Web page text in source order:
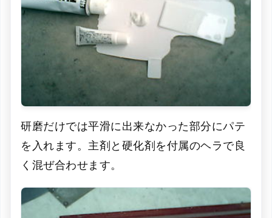
研磨だけでは平滑に出来なかった部分にパテ
を入れます。主剤と硬化剤を付属のヘラで良
く混ぜ合わせます。